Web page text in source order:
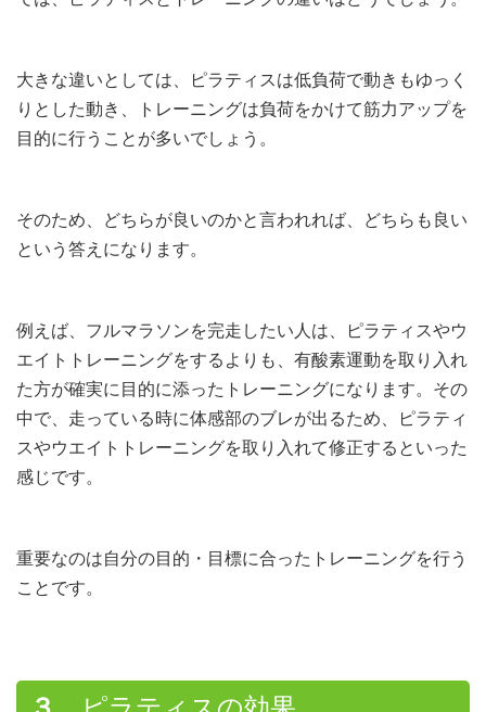
大きな違いとしては、ピラティスは低負荷で動きもゆっく
りとした動き、トレーニングは負荷をかけて筋力アップを
目的に行うことが多いでしょう。
そのため、どちらが良いのかと言われれば、どちらも良い
という答えになります。
例えば、フルマラソンを完走したい人は、ピラティスやウ
エイトトレーニングをするよりも、有酸素運動を取り入れ
た方が確実に目的に添ったトレーニングになります。その
中で、走っている時に体感部のブレが出るため、ピラティ
スやウエイトトレーニングを取り入れて修正するといった
感じです。
重要なのは自分の目的・目標に合ったトレーニングを行う
ことです。